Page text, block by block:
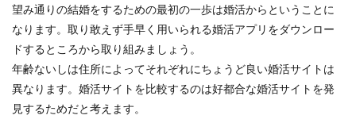
望み通りの結婚をするための最初の一歩は婚活からということに
なります。取り敢えず手早く用いられる婚活アプリをダウンロー
ドするところから取り組みましょう。
年齢ないしは住所によってそれぞれにちょうど良い婚活サイトは
異なります。婚活サイトを比較するのは好都合な婚活サイトを発
見するためだと考えます。